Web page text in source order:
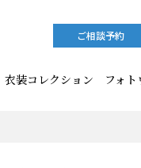
衣装コレクション フォ
ご相談予約